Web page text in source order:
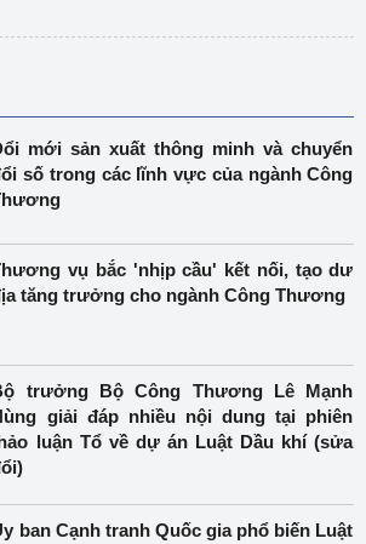
mới sản xuất thông minh và chuyển
số trong các lĩnh vực của ngành Công
vụ bắc 'nhịp cầu' kết nối, tạo dư
tăng trưởng cho ngành Công Thương
trưởng Bộ Công Thương Lê Mạnh
giải đáp nhiều nội dung tại phiên
luận Tổ về dự án Luật Dầu khí (sửa
ban Cạnh tranh Quốc gia phổ biến Luật